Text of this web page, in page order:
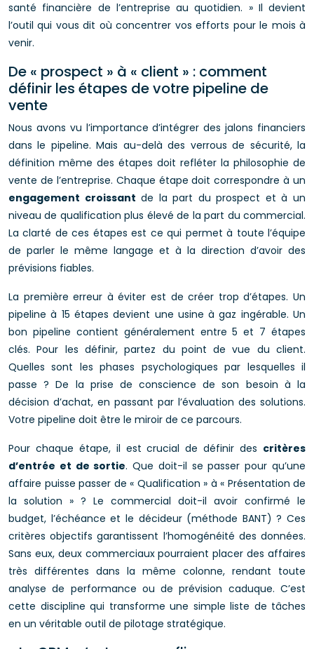
santé financière de l’entreprise au quotidien. » Il devient
l’outil qui vous dit où concentrer vos efforts pour le mois à
venir.
De « prospect » à « client » : comment
définir les étapes de votre pipeline de
vente
Nous avons vu l’importance d’intégrer des jalons financiers
dans le pipeline. Mais au-delà des verrous de sécurité, la
définition même des étapes doit refléter la philosophie de
vente de l’entreprise. Chaque étape doit correspondre à un
engagement croissant de la part du prospect et à un
niveau de qualification plus élevé de la part du commercial.
La clarté de ces étapes est ce qui permet à toute l’équipe
de parler le même langage et à la direction d’avoir des
prévisions fiables.
La première erreur à éviter est de créer trop d’étapes. Un
pipeline à 15 étapes devient une usine à gaz ingérable. Un
bon pipeline contient généralement entre 5 et 7 étapes
clés. Pour les définir, partez du point de vue du client.
Quelles sont les phases psychologiques par lesquelles il
passe ? De la prise de conscience de son besoin à la
décision d’achat, en passant par l’évaluation des solutions.
Votre pipeline doit être le miroir de ce parcours.
Pour chaque étape, il est crucial de définir des critères
d’entrée et de sortie. Que doit-il se passer pour qu’une
affaire puisse passer de « Qualification » à « Présentation de
la solution » ? Le commercial doit-il avoir confirmé le
budget, l’échéance et le décideur (méthode BANT) ? Ces
critères objectifs garantissent l’homogénéité des données.
Sans eux, deux commerciaux pourraient placer des affaires
très différentes dans la même colonne, rendant toute
analyse de performance ou de prévision caduque. C’est
cette discipline qui transforme une simple liste de tâches
en un véritable outil de pilotage stratégique.